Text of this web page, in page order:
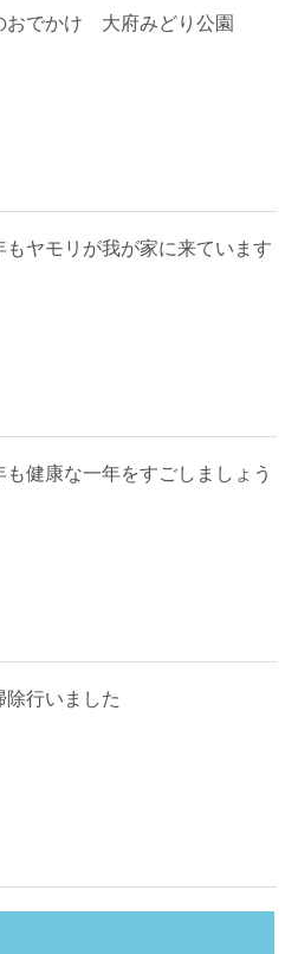
おでかけ 大府みどり公園
もヤモリが我が家に来ています
も健康な一年をすごしましょう
除行いました